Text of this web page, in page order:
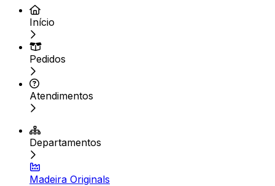
Início
Pedidos
Atendimentos
Departamentos
Madeira Originals